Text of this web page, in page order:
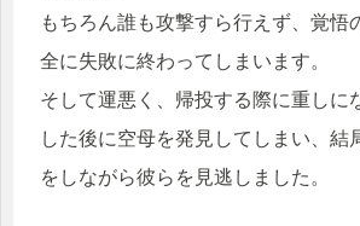
もちろん誰も攻撃すら行えず、覚悟
全に失敗に終わってしまいます。
そして運悪く、帰投する際に重しに
した後に空母を発見してしまい、結
をしながら彼らを見逃しました。